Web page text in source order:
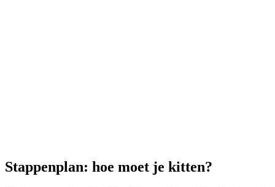
Stappenplan: hoe moet je kitten?